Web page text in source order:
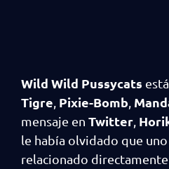
Wild Wild Pussycats
Tigre Pixie-Bomb
mensaje en Twitter
le había olvidado que
relacionado